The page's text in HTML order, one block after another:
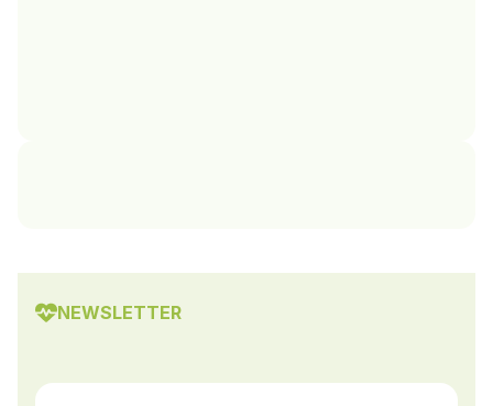
NEWSLETTER